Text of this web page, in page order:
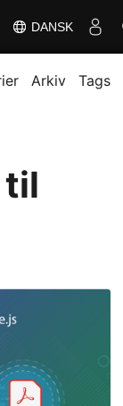
DANSK
Arkiv Tags
til